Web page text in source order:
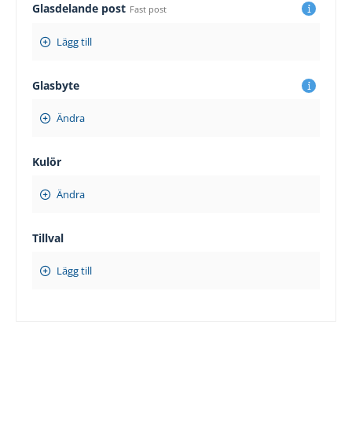
Glasdelande post Fast post
Lägg till
Glasbyte
Ändra
Kulör
Ändra
Tillval
Lägg till